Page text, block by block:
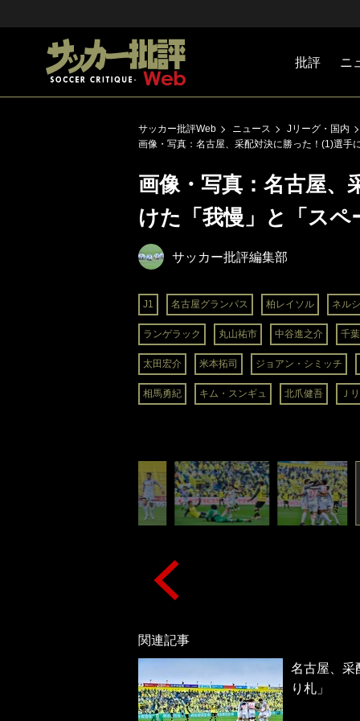
批評 ニ
サッカー批評Web ニュース
Jリーグ・国内
画像・写真：名古屋、采配対決に勝った！(1)選手
画像・写真：名古屋、
けた「我慢」と「スペ
サッカー批評編集部
J1 名古屋グランパス 柏レイソル ネル
ランゲラック 丸山祐市 中谷進之介 千
太田宏介 米本拓司 ジョアン・シミッチ
相馬勇紀 キム・スンギュ 北爪健吾 Ｊ
関連記事
名古屋、采
り札」